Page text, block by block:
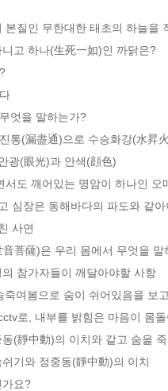
본질인 무한대한 태초의 하늘
고 하나(生死一如)인 까닭은?
다
엇을 말하는가?
통(漏盡通)으로 수승화강(水
광(眼光)과 안색(顔色)
서도 깨어있는 명암이 하나인
심장은 동해바다의 파도와 같
사연
音菩薩)은 우리 몸에서 무엇을
참가자들이 깨달아야할 사항
죽여봄으로 숨이 쉬어있음을 보
로, 내부를 밝힘은 마음이 몸
(靜中動)의 이치와 같고 숨을
기와 정중동(靜中動)의 이치
요?